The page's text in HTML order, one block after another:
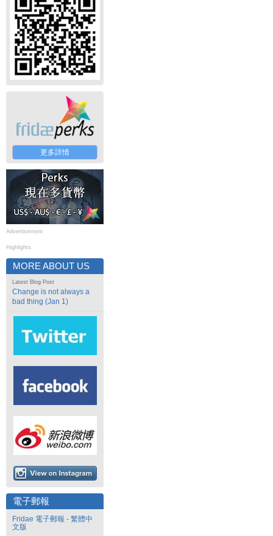
更多詳情
Advertisement
Highlights
MORE ABOUT US
Latest Blog Post
Change is not always a
bad thing (Jan 1)
電子郵報
Fridae 電子郵報 - 繁體中
文版